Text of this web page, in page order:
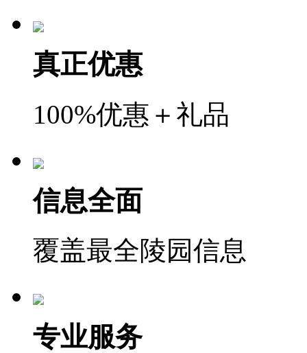
真正优惠
100%优惠＋礼品
信息全面
覆盖最全陵园信息
专业服务